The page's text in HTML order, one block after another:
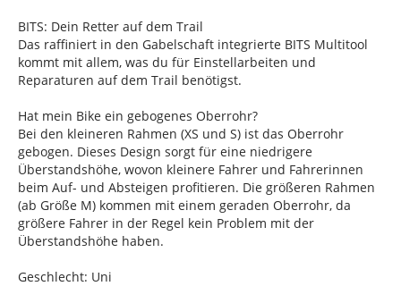
BITS: Dein Retter auf dem Trail
Das raffiniert in den Gabelschaft integrierte BITS Multitool
kommt mit allem, was du für Einstellarbeiten und
Reparaturen auf dem Trail benötigst.
Hat mein Bike ein gebogenes Oberrohr?
Bei den kleineren Rahmen (XS und S) ist das Oberrohr
gebogen. Dieses Design sorgt für eine niedrigere
Überstandshöhe, wovon kleinere Fahrer und Fahrerinnen
beim Auf- und Absteigen profitieren. Die größeren Rahmen
(ab Größe M) kommen mit einem geraden Oberrohr, da
größere Fahrer in der Regel kein Problem mit der
Überstandshöhe haben.
Geschlecht: Uni